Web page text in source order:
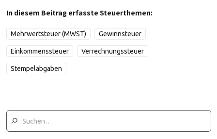
In diesem Beitrag erfasste Steuerthemen:
Mehrwertsteuer (MWST) Gewinnsteuer
Einkommenssteuer Verrechnungssteuer
Stempelabgaben